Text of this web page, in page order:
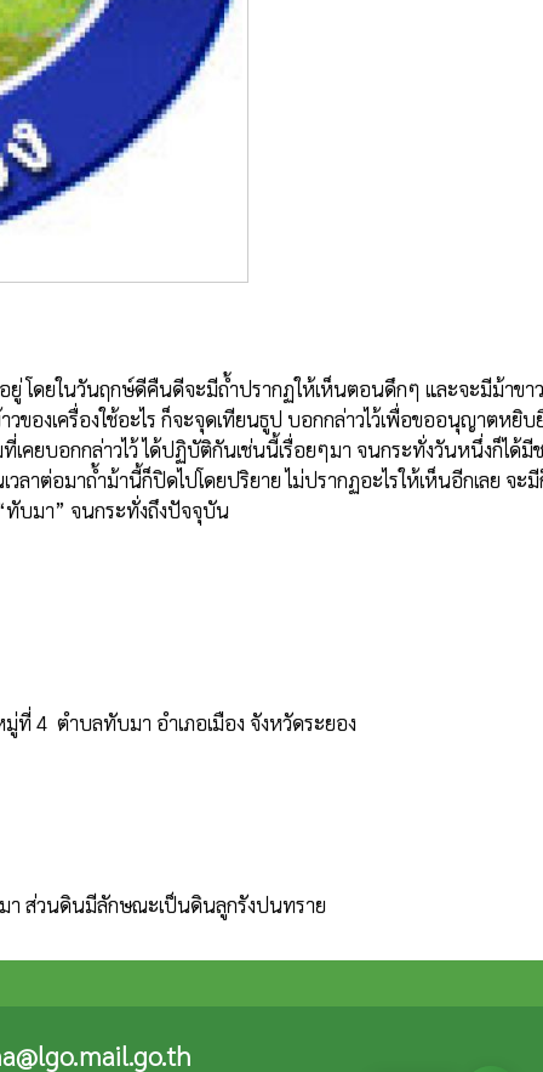
ของเครื่องใช้อะไร ก็จะจุดเทียนธูป บอกกล่าวไว้เพื่อขออนุญาตหยิบ
ที่เคยบอกกล่าวไว้ ได้ปฏิบัติกันเช่นนี้เรื่อยๆมา จนกระทั่งวันหนึ่งก็ได้มี
ลาต่อมาถ้ำม้านี้ก็ปิดไปโดยปริยาย ไม่ปรากฏอะไรให้เห็นอีกเลย จะ
ทับมา” จนกระทั่งถึงปัจจุบัน
ที่ 4  ตำบลทับมา อำเภอเมือง จังหวัดระยอง